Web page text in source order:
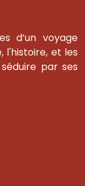
d’un voyage
l'histoire, et les
par ses